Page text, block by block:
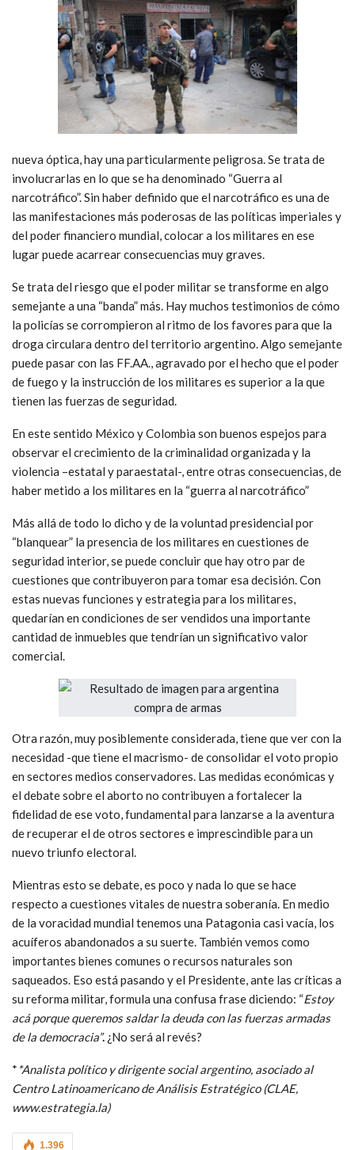
nueva óptica, hay una particularmente peligrosa. Se trata de
involucrarlas en lo que se ha denominado “Guerra al
narcotráfico”. Sin haber definido que el narcotráfico es una de
las manifestaciones más poderosas de las políticas imperiales y
del poder financiero mundial, colocar a los militares en ese
lugar puede acarrear consecuencias muy graves.
Se trata del riesgo que el poder militar se transforme en algo
semejante a una “banda” más. Hay muchos testimonios de cómo
la policías se corrompieron al ritmo de los favores para que la
droga circulara dentro del territorio argentino. Algo semejante
puede pasar con las FF.AA., agravado por el hecho que el poder
de fuego y la instrucción de los militares es superior a la que
tienen las fuerzas de seguridad.
En este sentido México y Colombia son buenos espejos para
observar el crecimiento de la criminalidad organizada y la
violencia –estatal y paraestatal-, entre otras consecuencias, de
haber metido a los militares en la “guerra al narcotráfico”
Más allá de todo lo dicho y de la voluntad presidencial por
“blanquear” la presencia de los militares en cuestiones de
seguridad interior, se puede concluir que hay otro par de
cuestiones que contribuyeron para tomar esa decisión. Con
estas nuevas funciones y estrategia para los militares,
quedarían en condiciones de ser vendidos una importante
cantidad de inmuebles que tendrían un significativo valor
comercial.
Otra razón, muy posiblemente considerada, tiene que ver con la
necesidad -que tiene el macrismo- de consolidar el voto propio
en sectores medios conservadores. Las medidas económicas y
el debate sobre el aborto no contribuyen a fortalecer la
fidelidad de ese voto, fundamental para lanzarse a la aventura
de recuperar el de otros sectores e imprescindible para un
nuevo triunfo electoral.
Mientras esto se debate, es poco y nada lo que se hace
respecto a cuestiones vitales de nuestra soberanía. En medio
de la voracidad mundial tenemos una Patagonia casi vacía, los
acuíferos abandonados a su suerte. También vemos como
importantes bienes comunes o recursos naturales son
saqueados. Eso está pasando y el Presidente, ante las críticas a
su reforma militar, formula una confusa frase diciendo: “Estoy
acá porque queremos saldar la deuda con las fuerzas armadas
de la democracia”. ¿No será al revés?
**Analista político y dirigente social argentino, asociado al
Centro Latinoamericano de Análisis Estratégico (CLAE,
www.estrategia.la)
1.396